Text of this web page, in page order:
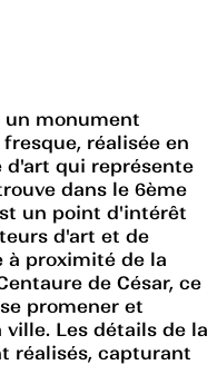
un monument
réalisée en
d'art qui représente
dans le 6ème
un point d'intérêt
d'art et de
à proximité de la
de César, ce
promener et
Les détails de la
réalisés, capturant